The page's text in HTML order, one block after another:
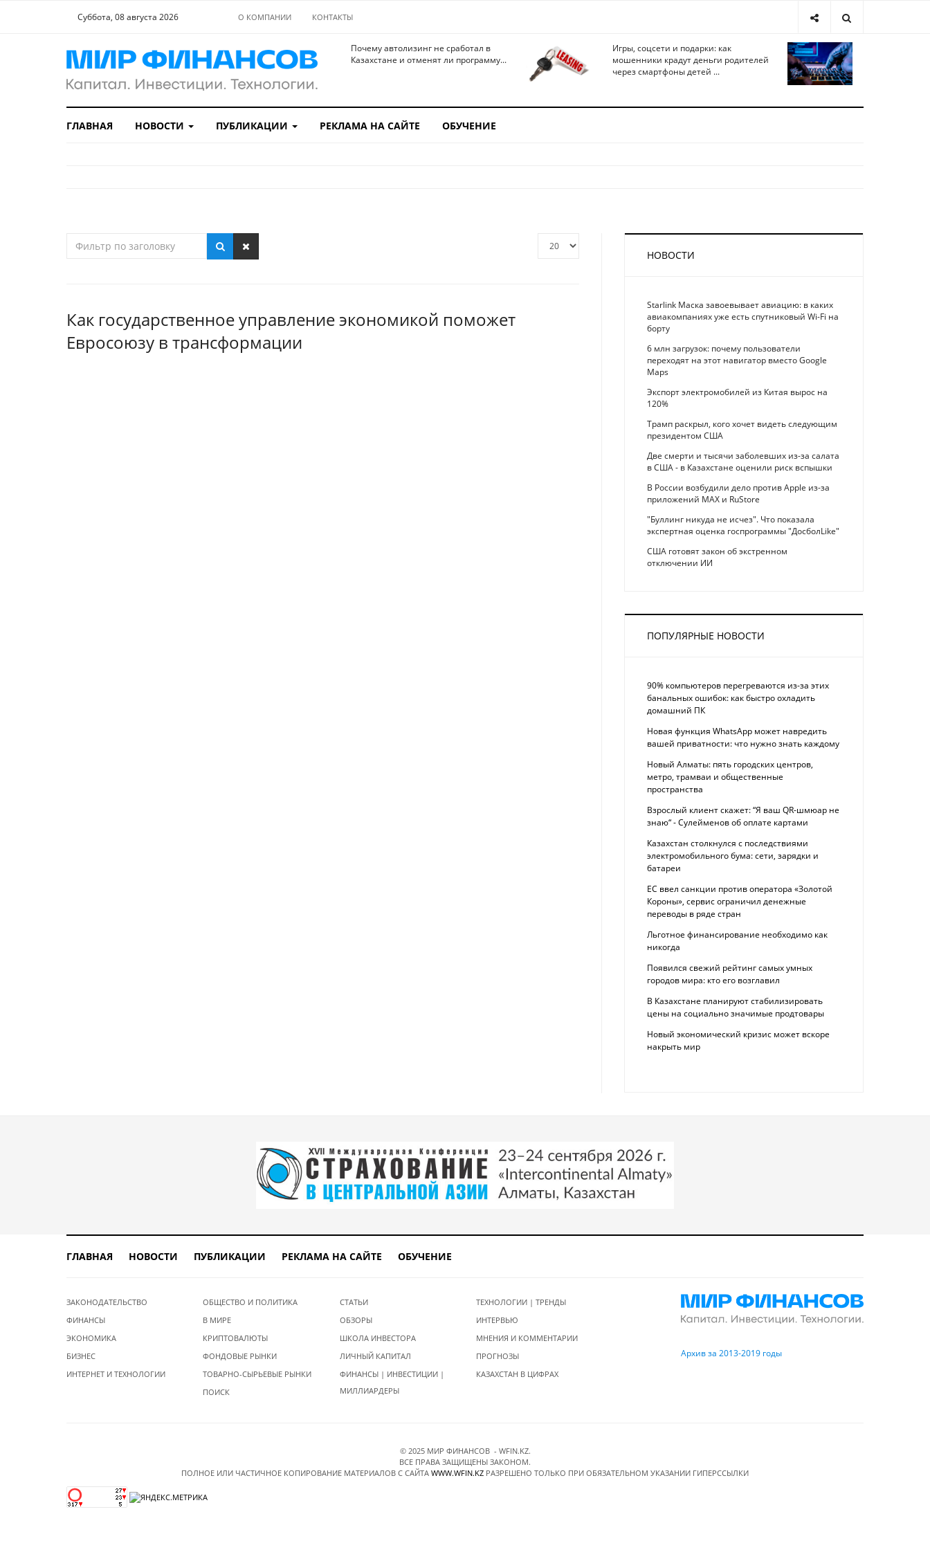
Суббота, 08 августа 2026 О КОМПАНИИ КОНТАКТЫ
Почему автолизинг не сработал в
Казахстане и отменят ли программу...
Игры, соцсети и подарки: как
мошенники крадут деньги родителей
через смартфоны детей ...
ГЛАВНАЯ НОВОСТИ ПУБЛИКАЦИИ РЕКЛАМА НА САЙТЕ ОБУЧЕНИЕ
Как государственное управление экономикой поможет
Евросоюзу в трансформации
НОВОСТИ
Starlink Маска завоевывает авиацию: в каких
авиакомпаниях уже есть спутниковый Wi-Fi на
борту
6 млн загрузок: почему пользователи
переходят на этот навигатор вместо Google
Maps
Экспорт электромобилей из Китая вырос на
120%
Трамп раскрыл, кого хочет видеть следующим
президентом США
Две смерти и тысячи заболевших из-за салата
в США - в Казахстане оценили риск вспышки
В России возбудили дело против Apple из-за
приложений MAX и RuStore
"Буллинг никуда не исчез". Что показала
экспертная оценка госпрограммы "ДосболLike"
США готовят закон об экстренном
отключении ИИ
ПОПУЛЯРНЫЕ НОВОСТИ
90% компьютеров перегреваются из-за этих
банальных ошибок: как быстро охладить
домашний ПК
Новая функция WhatsApp может навредить
вашей приватности: что нужно знать каждому
Новый Алматы: пять городских центров,
метро, трамваи и общественные
пространства
Взрослый клиент скажет: “Я ваш QR-шмюар не
знаю“ - Сулейменов об оплате картами
Казахстан столкнулся с последствиями
электромобильного бума: сети, зарядки и
батареи
ЕС ввел санкции против оператора «Золотой
Короны», сервис ограничил денежные
переводы в ряде стран
Льготное финансирование необходимо как
никогда
Появился свежий рейтинг самых умных
городов мира: кто его возглавил
В Казахстане планируют стабилизировать
цены на социально значимые продтовары
Новый экономический кризис может вскоре
накрыть мир
ГЛАВНАЯ НОВОСТИ ПУБЛИКАЦИИ РЕКЛАМА НА САЙТЕ ОБУЧЕНИЕ
ЗАКОНОДАТЕЛЬСТВО
ФИНАНСЫ
ЭКОНОМИКА
БИЗНЕС
ИНТЕРНЕТ И ТЕХНОЛОГИИ
ОБЩЕСТВО И ПОЛИТИКА
В МИРЕ
КРИПТОВАЛЮТЫ
ФОНДОВЫЕ РЫНКИ
ТОВАРНО-СЫРЬЕВЫЕ РЫНКИ
ПОИСК
СТАТЬИ
ОБЗОРЫ
ШКОЛА ИНВЕСТОРА
ЛИЧНЫЙ КАПИТАЛ
ФИНАНСЫ | ИНВЕСТИЦИИ |
МИЛЛИАРДЕРЫ
ТЕХНОЛОГИИ | ТРЕНДЫ
ИНТЕРВЬЮ
МНЕНИЯ И КОММЕНТАРИИ
ПРОГНОЗЫ
КАЗАХСТАН В ЦИФРАХ
Архив за 2013-2019 годы
© 2025 МИР ФИНАНСОВ - WFIN.KZ.
ВСЕ ПРАВА ЗАЩИЩЕНЫ ЗАКОНОМ.
ПОЛНОЕ ИЛИ ЧАСТИЧНОЕ КОПИРОВАНИЕ МАТЕРИАЛОВ C САЙТА WWW.WFIN.KZ РАЗРЕШЕНО ТОЛЬКО ПРИ ОБЯЗАТЕЛЬНОМ УКАЗАНИИ ГИПЕРССЫЛКИ